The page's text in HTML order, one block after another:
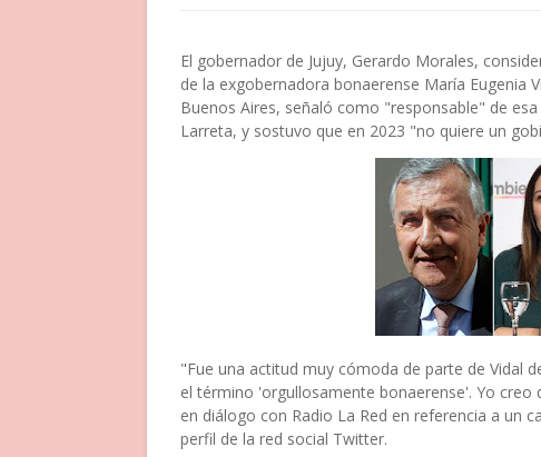
El gobernador de Jujuy, Gerardo Morales,
de la exgobernadora bonaerense María Eugenia
Buenos Aires, señaló como "responsable" de
Larreta, y sostuvo que en 2023 "no quiere un
"Fue una actitud muy cómoda de parte de Vidal
el término 'orgullosamente bonaerense'. Yo
en diálogo con Radio La Red en referencia a un
perfil de la red social Twitter.